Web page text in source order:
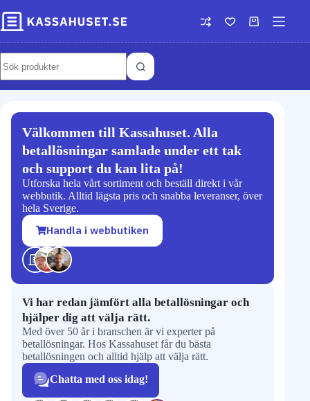
Välkommen till Kassahuset. Alla
betallösningar samlade under ett tak
och support du kan lita på!
Utforska hela vårt sortiment och beställ direkt i vår
webbutik. Alltid lägsta pris och snabba leveranser, över
hela Sverige.
Handla i webbutiken
Vi har redan jämfört alla betallösningar och
hjälper dig att välja rätt.
Med över 50 år i branschen är vi experter på
betallösningar. Hos Kassahuset får du bästa
betallösningen och alltid hjälp att välja rätt.
Chatta med oss idag!